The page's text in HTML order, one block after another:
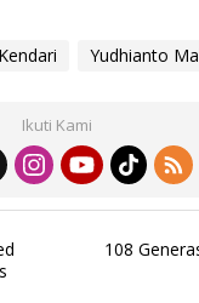
Yudhianto
Ikuti Kami
108